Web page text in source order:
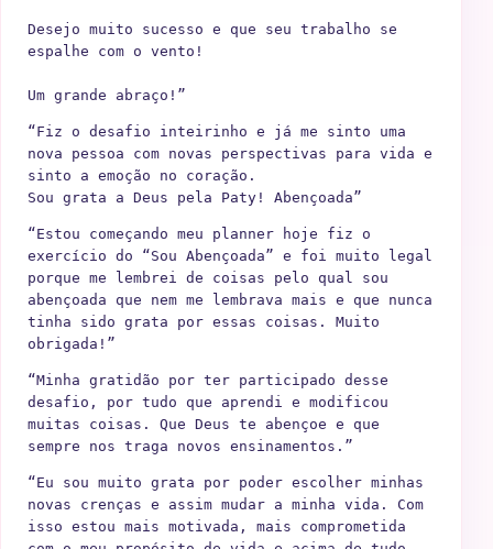
Desejo muito sucesso e que seu trabalho se
espalhe com o vento!
Um grande abraço!”
“Fiz o desafio inteirinho e já me sinto uma
nova pessoa com novas perspectivas para vida e
sinto a emoção no coração.
Sou grata a Deus pela Paty! Abençoada”
“Estou começando meu planner hoje fiz o
exercício do “Sou Abençoada” e foi muito legal
porque me lembrei de coisas pelo qual sou
abençoada que nem me lembrava mais e que nunca
tinha sido grata por essas coisas. Muito
obrigada!”
“Minha gratidão por ter participado desse
desafio, por tudo que aprendi e modificou
muitas coisas. Que Deus te abençoe e que
sempre nos traga novos ensinamentos.”
“Eu sou muito grata por poder escolher minhas
novas crenças e assim mudar a minha vida. Com
isso estou mais motivada, mais comprometida